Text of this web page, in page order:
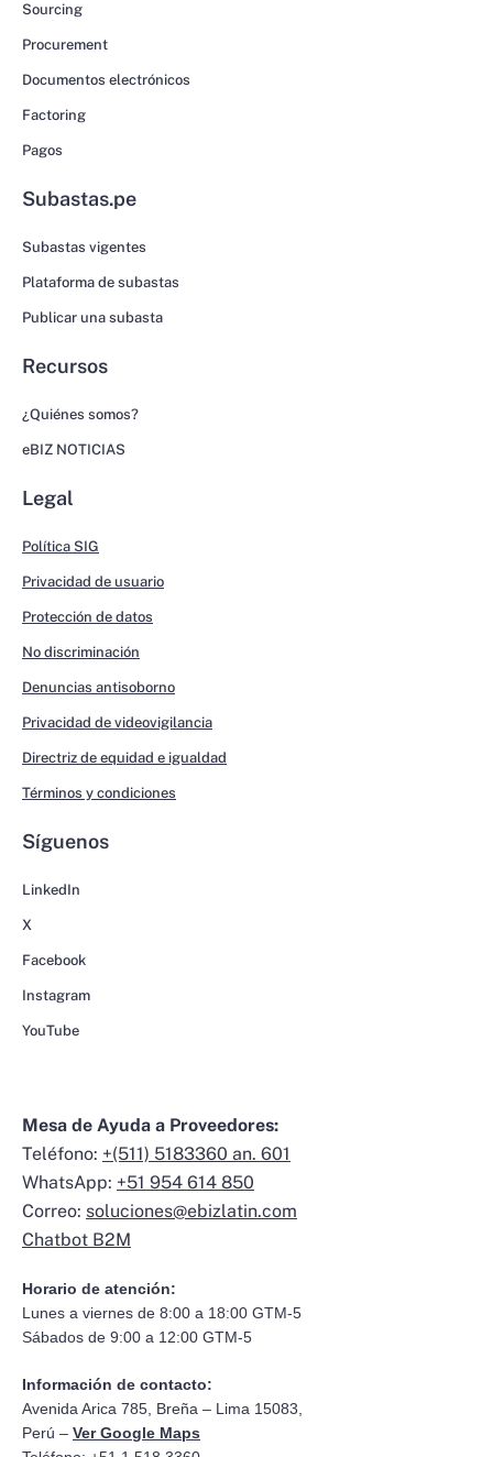
Sourcing
Procurement
Documentos electrónicos
Factoring
Pagos
Subastas.pe
Subastas vigentes
Plataforma de subastas
Publicar una subasta
Recursos
¿Quiénes somos?
eBIZ NOTICIAS
Legal
Política SIG
Privacidad de usuario
Protección de datos
No discriminación
Denuncias antisoborno
Privacidad de videovigilancia
Directriz de equidad e igualdad
Términos y condiciones
Síguenos
LinkedIn
X
Facebook
Instagram
YouTube
Mesa de Ayuda a Proveedores:
Teléfono: +(511) 5183360 an. 601
WhatsApp: +51 954 614 850
Correo: soluciones@ebizlatin.com
Chatbot B2M
Horario de atención:
Lunes a viernes de 8:00 a 18:00 GTM-5
Sábados de 9:00 a 12:00 GTM-5
Información de contacto:
Avenida Arica 785, Breña – Lima 15083,
Perú – Ver Google Maps